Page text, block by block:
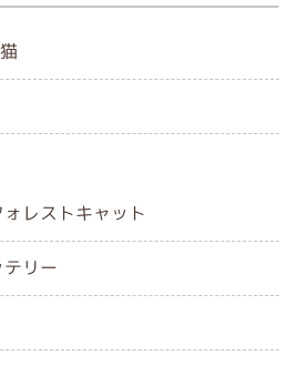
レストキャット
リー